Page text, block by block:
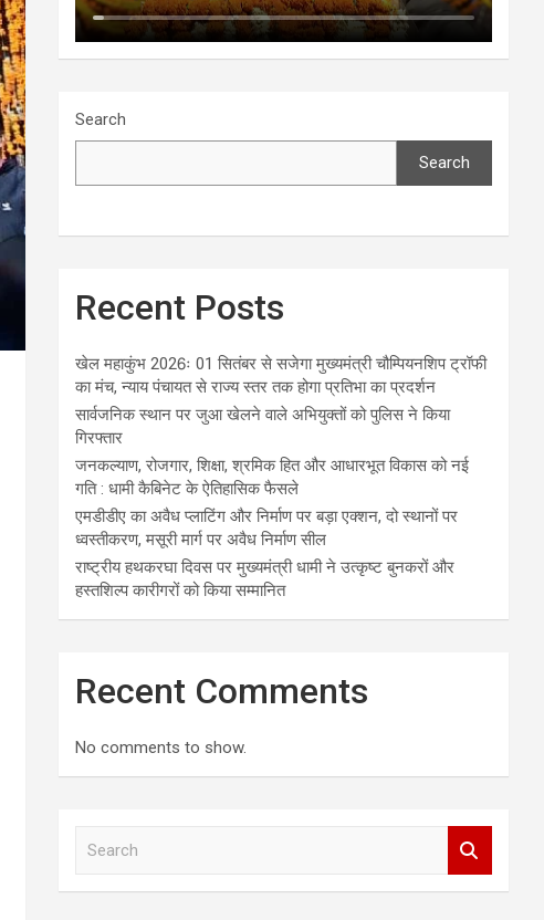
Search
Search
Recent Posts
खेल महाकुंभ 2026ः 01 सितंबर से सजेगा मुख्यमंत्री चौम्पियनशिप ट्रॉफी
का मंच, न्याय पंचायत से राज्य स्तर तक होगा प्रतिभा का प्रदर्शन
सार्वजनिक स्थान पर जुआ खेलने वाले अभियुक्तों को पुलिस ने किया
गिरफ्तार
जनकल्याण, रोजगार, शिक्षा, श्रमिक हित और आधारभूत विकास को नई
गति : धामी कैबिनेट के ऐतिहासिक फैसले
एमडीडीए का अवैध प्लाटिंग और निर्माण पर बड़ा एक्शन, दो स्थानों पर
ध्वस्तीकरण, मसूरी मार्ग पर अवैध निर्माण सील
राष्ट्रीय हथकरघा दिवस पर मुख्यमंत्री धामी ने उत्कृष्ट बुनकरों और
हस्तशिल्प कारीगरों को किया सम्मानित
Recent Comments
No comments to show.